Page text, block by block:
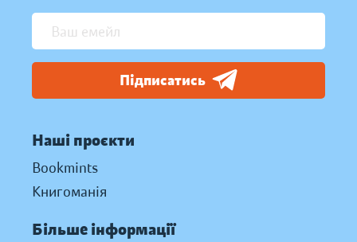
Підписатись
Наші проєкти
Bookmints
Книгоманія
Більше інформації